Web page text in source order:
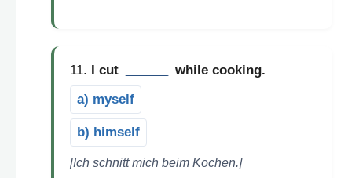
11. I cut
while cooking.
a) myself
b) himself
[Ich schnitt mich beim Kochen.]